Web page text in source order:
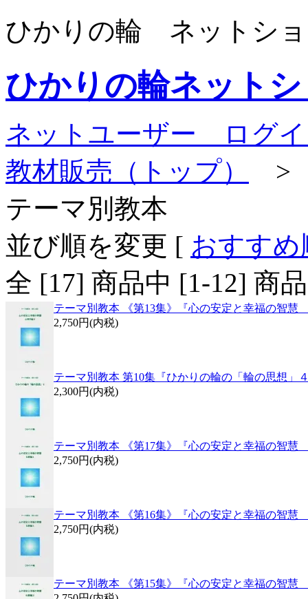
ひかりの輪 ネットシ
ひかりの輪ネット
ネットユーザー ログ
教材販売（トップ）
テーマ別教本
並び順を変更 [ おすすめ
全 [17] 商品中 [1-12] 商
テーマ別教本 《第13集》『心の安定と幸福の智
2,750円(内税)
テーマ別教本 第10集『ひかりの輪の「輪の思想」
2,300円(内税)
テーマ別教本 《第17集》『心の安定と幸福の智
2,750円(内税)
テーマ別教本 《第16集》『心の安定と幸福の智
2,750円(内税)
テーマ別教本 《第15集》『心の安定と幸福の智